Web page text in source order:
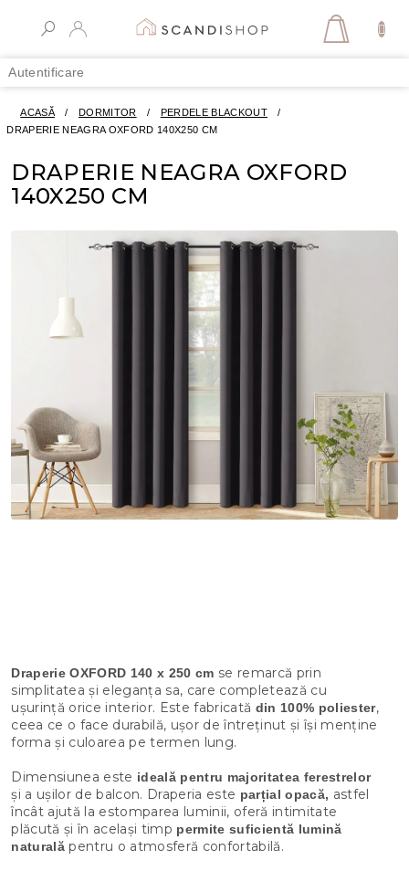
conținut
Autentificare
COŞ
ACASĂ / DORMITOR / PERDELE BLACKOUT
/
DRAPERIE NEAGRA OXFORD 140X250 CM
DRAPERIE NEAGRA OXFORD
140X250 CM
Draperie OXFORD 140 x 250 cm se remarcă prin
simplitatea și eleganța sa, care completează cu
ușurință orice interior. Este fabricată din 100% poliester,
ceea ce o face durabilă, ușor de întreținut și își menține
forma și culoarea pe termen lung.
Dimensiunea este ideală pentru majoritatea ferestrelor
și a ușilor de balcon. Draperia este parțial opacă, astfel
încât ajută la estomparea luminii, oferă intimitate
plăcută și în același timp permite suficientă lumină
naturalăpentru o atmosferă confortabilă.